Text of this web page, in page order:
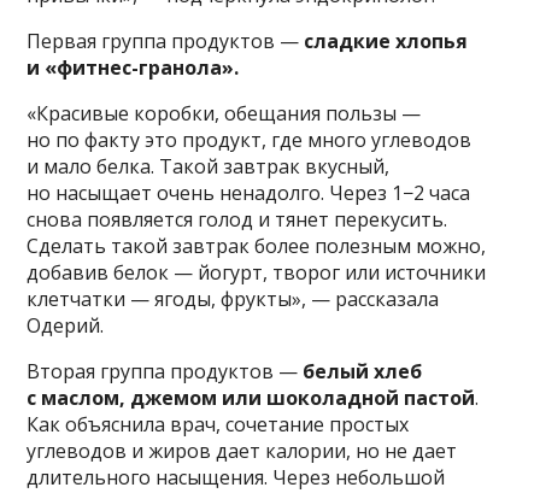
Первая группа продуктов — сладкие хлопья
и «фитнес-гранола».
«Красивые коробки, обещания пользы —
но по факту это продукт, где много углеводов
и мало белка. Такой завтрак вкусный,
но насыщает очень ненадолго. Через 1−2 часа
снова появляется голод и тянет перекусить.
Сделать такой завтрак более полезным можно,
добавив белок — йогурт, творог или источники
клетчатки — ягоды, фрукты», — рассказала
Одерий.
Вторая группа продуктов — белый хлеб
с маслом, джемом или шоколадной пастой.
Как объяснила врач, сочетание простых
углеводов и жиров дает калории, но не дает
длительного насыщения. Через небольшой